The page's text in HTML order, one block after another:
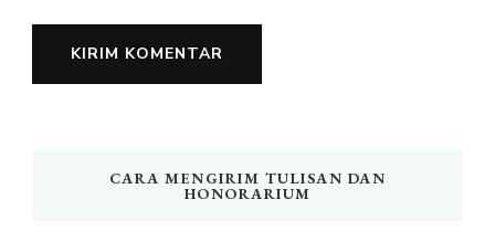
CARA MENGIRIM TULISAN DAN
HONORARIUM